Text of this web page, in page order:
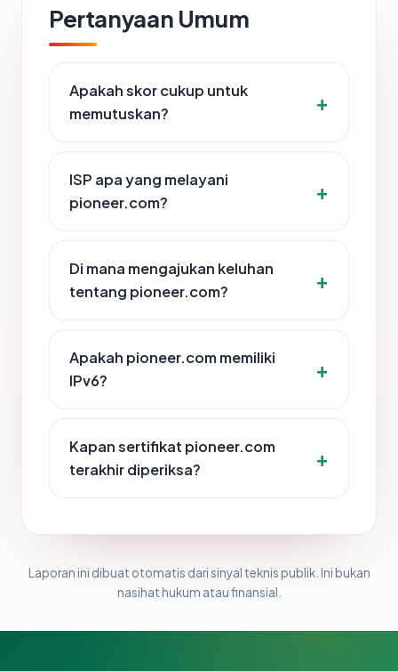
Pertanyaan Umum
Apakah skor cukup untuk
memutuskan?
ISP apa yang melayani
pioneer.com?
Di mana mengajukan keluhan
tentang pioneer.com?
Apakah pioneer.com memiliki
IPv6?
Kapan sertifikat pioneer.com
terakhir diperiksa?
Laporan ini dibuat otomatis dari sinyal teknis publik. Ini bukan
nasihat hukum atau finansial.